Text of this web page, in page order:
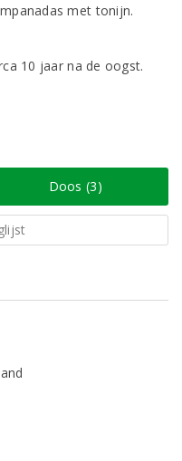
met tonijn.
10 jaar na de oogst.
Doos (3)